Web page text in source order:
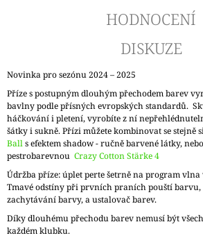
HODNOCENÍ
DISKUZE
Novinka pro sezónu 2024 – 2025
Příze s postupným dlouhým přechodem barev
bavlny podle přísných evropských standardů.
háčkování i pletení, vyrobíte z ní
šátky i sukně. Přízi můžete kombinovat se stejně
Balls efektem shadow - ručně barvené látky,
pestrobarevnou Crazy Cotton Stärke 4
Údržba příze: úplet perte šetrně na program vlna
Tmavé odstíny při prvních praních pouští
zachytávání barvy, a ustalovač barev.
Díky dlouhému přechodu barev nemusí být
každém klubku.